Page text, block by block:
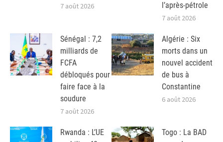
7 août 2026
l’après-pétrole
7 août 2026
Sénégal : 7,2
milliards de
FCFA
débloqués pour
faire face à la
soudure
7 août 2026
Algérie : Six
morts dans un
nouvel accident
de bus à
Constantine
6 août 2026
Rwanda : L’UE
Togo : La BAD